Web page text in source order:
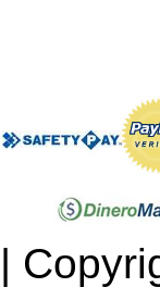
|